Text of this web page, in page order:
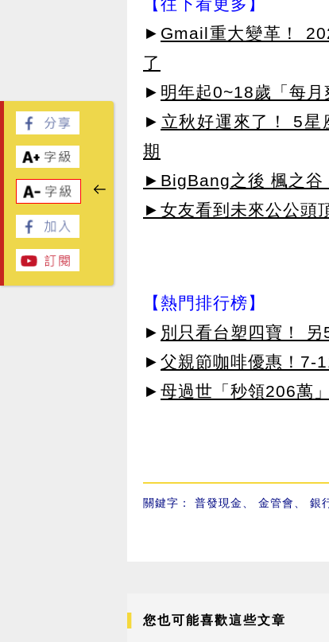
► Gmail重大變革！
了
► 明年起0~18歲「每
► 立秋好運來了！ 5星
期
►BigBang之後 楓之谷
►女友看到未來公公頭
【熱門排行榜】
► 別只看台塑四寶！
► 父親節咖啡優惠！7-
► 母過世「秒領206萬
關鍵字： 普發現金 金管會 銀
您也可能喜歡這些文章